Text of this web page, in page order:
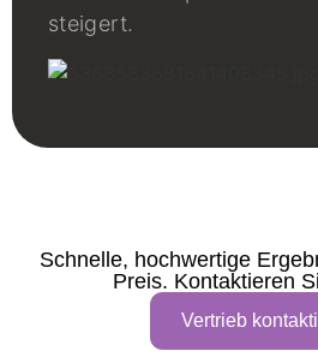
steigert.
Schnelle, hochwertige
Preis. Kontaktieren
Vertrieb